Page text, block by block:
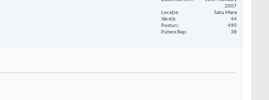
2007
Locaţie
Satu Mare
Vârstă
44
Posturi
490
Putere Rep
38